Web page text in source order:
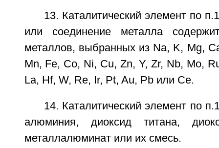
13. Каталитический элемент по
или соединение металла
металлов, выбранных из Na, K, Mg,
Mn, Fe, Co, Ni, Cu, Zn, Y, Zr, Nb, Mo,
La, Hf, W, Re, Ir, Pt, Au, Pb или Се.
14. Каталитический элемент по
алюминия, диоксид титана,
металлалюминат или их смесь.